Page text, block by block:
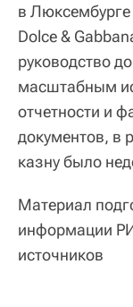
в
Dolce &
руководство
масштабным
отчетности и
документов, в
казну было
Материал
информации
источников